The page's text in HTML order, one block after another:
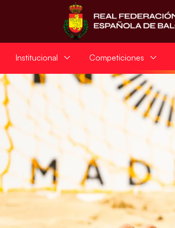
Institucional Competiciones